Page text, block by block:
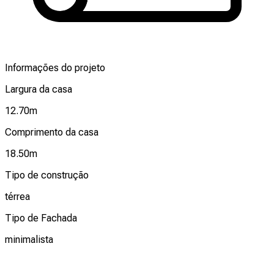
Informações do projeto
Largura da casa
12.70m
Comprimento da casa
18.50m
Tipo de construção
térrea
Tipo de Fachada
minimalista